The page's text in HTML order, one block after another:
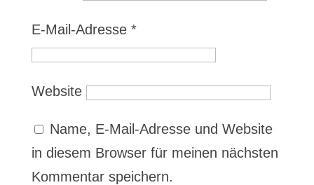
E-Mail-Adresse *
Website
Name, E-Mail-Adresse und Website
in diesem Browser für meinen nächsten
Kommentar speichern.